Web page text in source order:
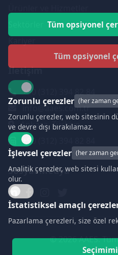
İletişim
+90 (312) 394 82 84
info@aaes.com.tr
Ankara, Türkiye
+90 (312) 394 82 84
Sosyal Medya
© 2026 AAES.
Tüm opsiyonel
Tüm opsiyonel
Zorunlu çerezler (her zaman
Zorunlu çerezler, web sitesinin
ve devre dışı bırakılamaz.
İşlevsel çerezler (her zaman
Analitik çerezler, web sitesi
olur.
İstatistiksel amaçlı
Pazarlama çerezleri, size özel